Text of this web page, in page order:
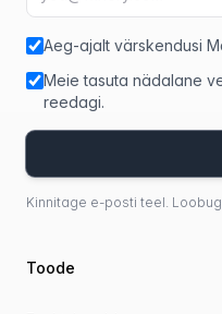
Aeg-ajalt värskendusi
Meie tasuta nädalane
reedagi.
Kinnitage e-posti teel.
Toode